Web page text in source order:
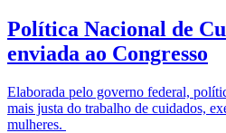
Política Nacional de
enviada ao Congresso
Elaborada pelo governo federal,
mais justa do trabalho de cuidados,
mulheres.